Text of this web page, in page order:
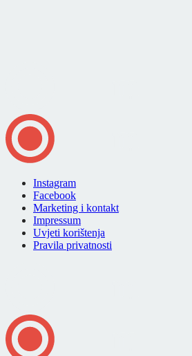
Instagram
Facebook
Marketing i kontakt
Impressum
Uvjeti korištenja
Pravila privatnosti